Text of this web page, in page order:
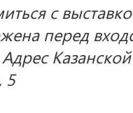
с
перед
5